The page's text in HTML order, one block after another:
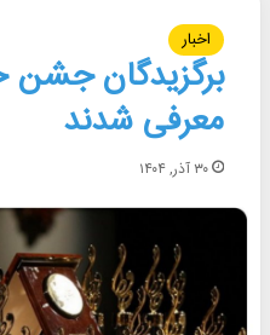
اخبار
برگزیدگان جشن
معرفی شدند
۳۰ آذر, ۱۴۰۴